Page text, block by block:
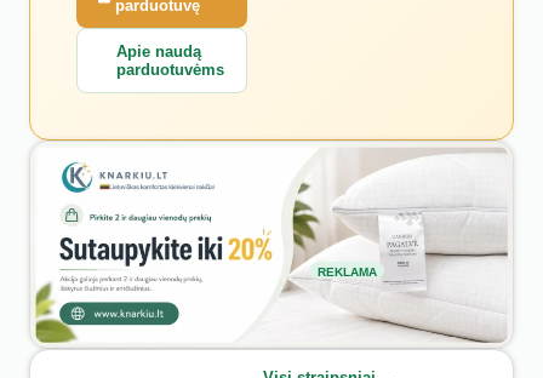
parduotuvę
Apie naudą
parduotuvėms
REKLAMA